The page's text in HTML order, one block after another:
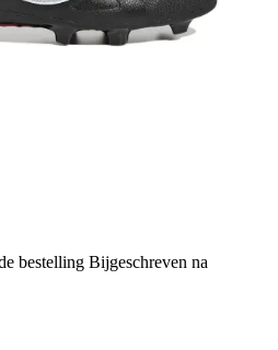
bestelling Bijgeschreven na